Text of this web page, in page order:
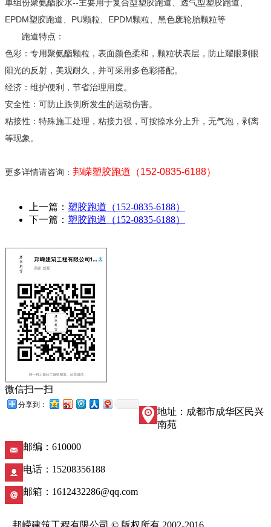
单组份聚氨酯胶水--主要用于复合型塑胶跑道、透气型塑胶跑道、
EPDM塑胶跑道、PU颗粒、EPDM颗粒、黑色废轮胎颗粒等
跑道特点：
色彩：专用聚氨酯颗粒，表面颜色柔和，颗粒状表层，防止耀眼刺眼
阳光的反射，美观耐久，并可采用多色彩搭配。
经济：维护便利，节省治理用度。
安全性：可防止跌倒所发生的运动伤害。
粘接性：特殊施工处理，粘接力强，可按捺水分上升，无气泡，剥离
等现象。
更多详情请咨询： 邦嵘塑胶跑道（152-0835-6188）
上一篇： 塑胶跑道（152-0835-6188）
下一篇： 塑胶跑道（152-0835-6188）
微信扫一扫
分享到：
地址：成都市成华区民兴
南苑
邮编：610000
电话：15208356188
邮箱：1612432286@qq.com
邦嵘建筑工程有限公司 © 版权所有 2002-2016